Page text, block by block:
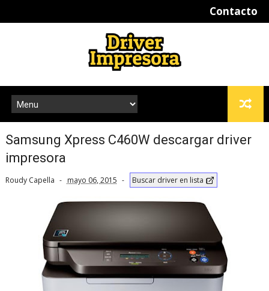
Contacto
Samsung Xpress C460W descargar driver
impresora
Roudy Capella mayo 06, 2015 Buscar driver en lista